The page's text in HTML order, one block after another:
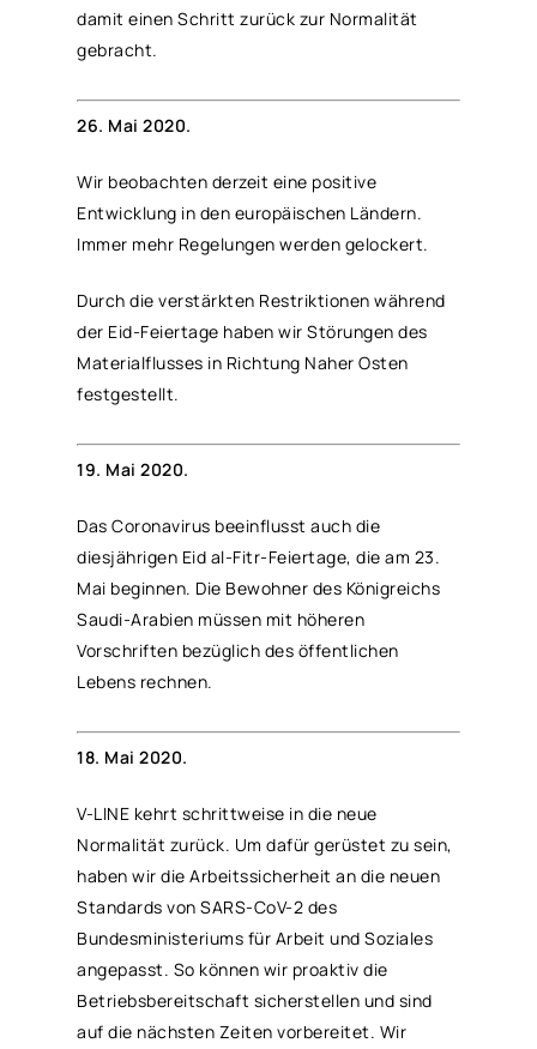
damit einen Schritt zurück zur Normalität
gebracht.
26. Mai 2020.
Wir beobachten derzeit eine positive
Entwicklung in den europäischen Ländern.
Immer mehr Regelungen werden gelockert.
Durch die verstärkten Restriktionen während
der Eid-Feiertage haben wir Störungen des
Materialflusses in Richtung Naher Osten
festgestellt.
19. Mai 2020.
Das Coronavirus beeinflusst auch die
diesjährigen Eid al-Fitr-Feiertage, die am 23.
Mai beginnen. Die Bewohner des Königreichs
Saudi-Arabien müssen mit höheren
Vorschriften bezüglich des öffentlichen
Lebens rechnen.
18. Mai 2020.
V-LINE kehrt schrittweise in die neue
Normalität zurück. Um dafür gerüstet zu sein,
haben wir die Arbeitssicherheit an die neuen
Standards von SARS-CoV-2 des
Bundesministeriums für Arbeit und Soziales
angepasst. So können wir proaktiv die
Betriebsbereitschaft sicherstellen und sind
auf die nächsten Zeiten vorbereitet. Wir